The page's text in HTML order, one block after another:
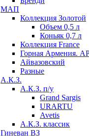
МАП
Коллекция Золотой
Объем 0,5 л
Коньяк 0,7 л
Коллекция France
Горная Армения.
Айвазовский
Разные
А.К.З.
А.К.З. п/у
Grand Sargis
URARTU
Avetis
А.К.З. классик
Гиневан ВЗ